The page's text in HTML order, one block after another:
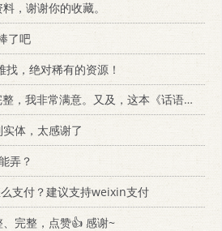
，谢谢你的收藏。
了吧
找，绝对稀有的资源！
我非常满意。又及，这本《话语的真相》...
实体，太感谢了
弄？
么支付？建议支持weixin支付
、完整，点赞👍 感谢~